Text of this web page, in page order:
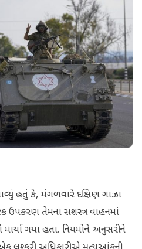
હતું કે, મંગળવારે દક્ષિણ ગાઝા
ઉપકરણ તેમના સશસ્ત્ર વાહનમાં
ગયા હતા. નિયમોને અનુસરીને